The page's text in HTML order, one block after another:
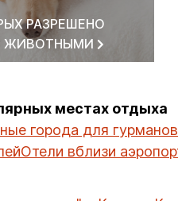
РАЗРЕШЕНО
ЖИВОТНЫМИ
местах отдыха
города для гурманов
Отели вблизи